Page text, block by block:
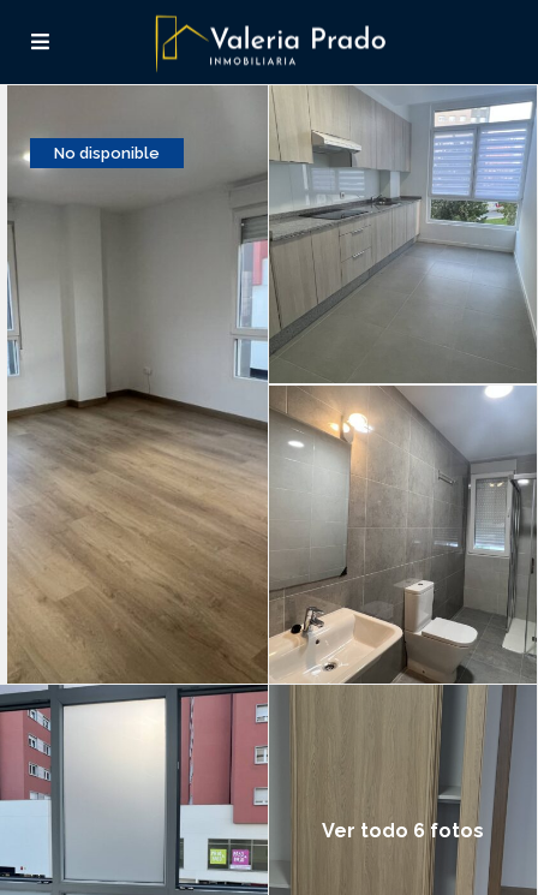
No disponible
Ver todo 6 fotos